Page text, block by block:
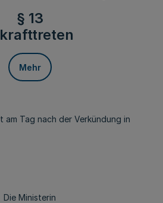
§ 13
Mehr
am Tag nach der Verkündung in
Die Ministerin